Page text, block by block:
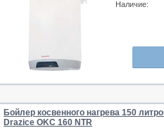
Наличие:
Бойлер косвенного нагрева 150
Drazice OKC 160 NTR